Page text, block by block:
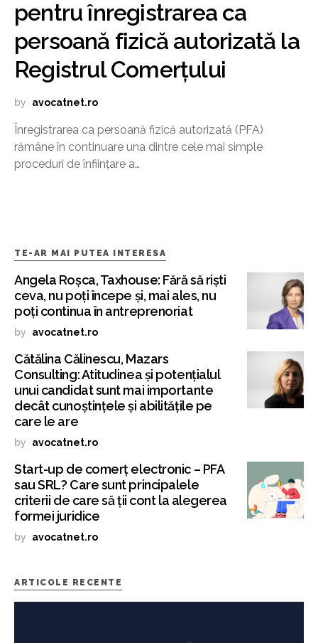
pentru înregistrarea ca
persoană fizică autorizată la
Registrul Comerțului
by avocatnet.ro
Înregistrarea ca persoană fizică autorizată (PFA)
rămâne în continuare una dintre cele mai simple
proceduri de înființare a…
TE-AR MAI PUTEA INTERESA
Angela Roșca, Taxhouse: Fără să riști
ceva, nu poți începe și, mai ales, nu
poți continua în antreprenoriat
by avocatnet.ro
Cătălina Călinescu, Mazars
Consulting: Atitudinea și potențialul
unui candidat sunt mai importante
decât cunoștințele și abilitățile pe
care le are
by avocatnet.ro
Start-up de comerț electronic – PFA
sau SRL? Care sunt principalele
criterii de care să ții cont la alegerea
formei juridice
by avocatnet.ro
ARTICOLE RECENTE